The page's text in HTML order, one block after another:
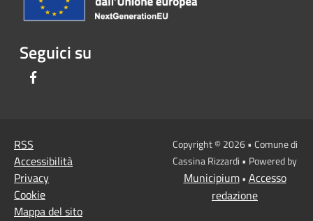
Seguici su
RSS
Accessibilità
Privacy
Cookie
Mappa del sito
Copyright © 2026 • Comune di
Cassina Rizzardi • Powered by
Municipium• Accesso
redazione